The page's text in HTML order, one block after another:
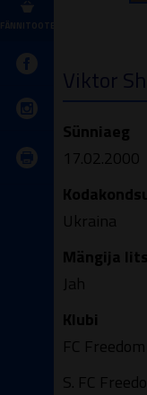
FÄNNITOOTED
Viktor
Sünniaeg
17.02.2000
Ukraina
Mängija
Jah
Klubi
FC
S. FC